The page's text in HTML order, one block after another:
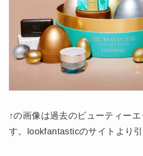
↑の画像は過去のビューティー
す。lookfantasticのサイトより引